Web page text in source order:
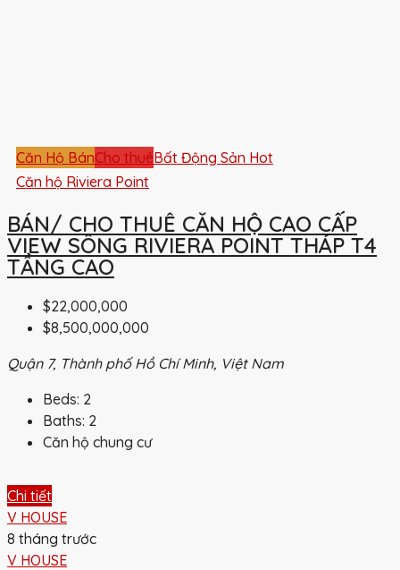
Căn Hộ BánCho thuêBất Động Sản Hot
Căn hộ Riviera Point
BÁN/ CHO THUÊ CĂN HỘ CAO CẤP
VIEW SÔNG RIVIERA POINT THÁP T4
TẦNG CAO
$22,000,000
$8,500,000,000
Quận 7, Thành phố Hồ Chí Minh, Việt Nam
Beds: 2
Baths: 2
Căn hộ chung cư
Chi tiết
V HOUSE
8 tháng trước
V HOUSE